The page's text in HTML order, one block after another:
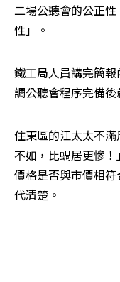
二場公聽會的公正
性」。
鐵工局人員講完簡
調公聽會程序完備
住東區的江太太不
不如，比蝸居更慘
價格是否與市價相
代清楚。